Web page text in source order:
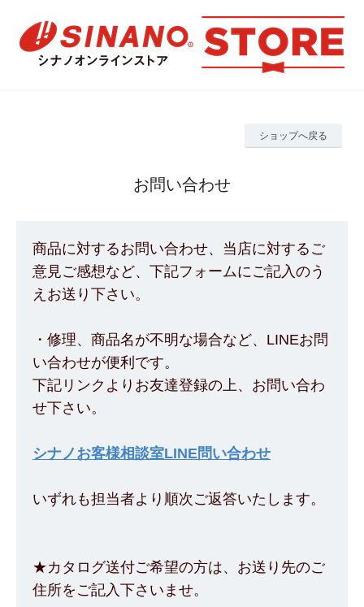
ショップへ戻る
お問い合わせ
商品に対するお問い合わせ、当店に対するご
意見ご感想など、下記フォームにご記入のう
えお送り下さい。
・修理、商品名が不明な場合など、LINEお問
い合わせが便利です。
下記リンクよりお友達登録の上、お問い合わ
せ下さい。
シナノお客様相談室LINE問い合わせ
いずれも担当者より順次ご返答いたします。
★カタログ送付ご希望の方は、お送り先のご
住所をご記入下さいませ。